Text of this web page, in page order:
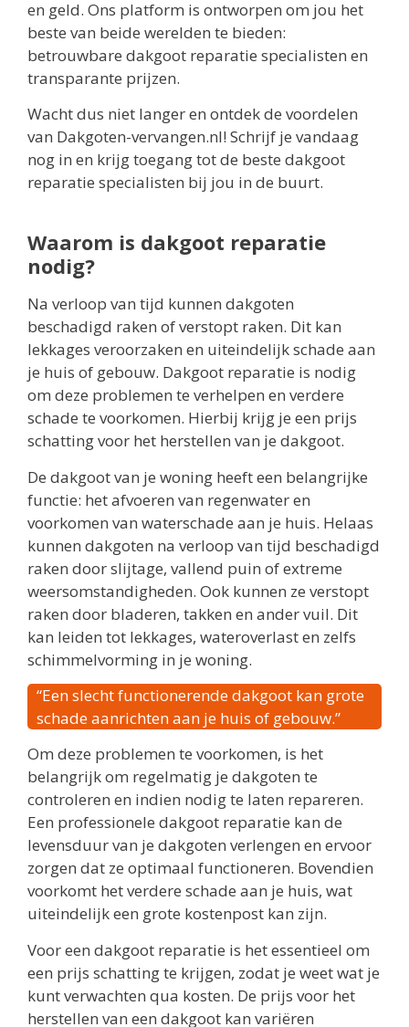
en geld. Ons platform is ontworpen om jou het
beste van beide werelden te bieden:
betrouwbare dakgoot reparatie specialisten en
transparante prijzen.
Wacht dus niet langer en ontdek de voordelen
van Dakgoten-vervangen.nl! Schrijf je vandaag
nog in en krijg toegang tot de beste dakgoot
reparatie specialisten bij jou in de buurt.
Waarom is dakgoot reparatie
nodig?
Na verloop van tijd kunnen dakgoten
beschadigd raken of verstopt raken. Dit kan
lekkages veroorzaken en uiteindelijk schade aan
je huis of gebouw. Dakgoot reparatie is nodig
om deze problemen te verhelpen en verdere
schade te voorkomen. Hierbij krijg je een prijs
schatting voor het herstellen van je dakgoot.
De dakgoot van je woning heeft een belangrijke
functie: het afvoeren van regenwater en
voorkomen van waterschade aan je huis. Helaas
kunnen dakgoten na verloop van tijd beschadigd
raken door slijtage, vallend puin of extreme
weersomstandigheden. Ook kunnen ze verstopt
raken door bladeren, takken en ander vuil. Dit
kan leiden tot lekkages, wateroverlast en zelfs
schimmelvorming in je woning.
“Een slecht functionerende dakgoot kan grote
schade aanrichten aan je huis of gebouw.”
Om deze problemen te voorkomen, is het
belangrijk om regelmatig je dakgoten te
controleren en indien nodig te laten repareren.
Een professionele dakgoot reparatie kan de
levensduur van je dakgoten verlengen en ervoor
zorgen dat ze optimaal functioneren. Bovendien
voorkomt het verdere schade aan je huis, wat
uiteindelijk een grote kostenpost kan zijn.
Voor een dakgoot reparatie is het essentieel om
een prijs schatting te krijgen, zodat je weet wat je
kunt verwachten qua kosten. De prijs voor het
herstellen van een dakgoot kan variëren